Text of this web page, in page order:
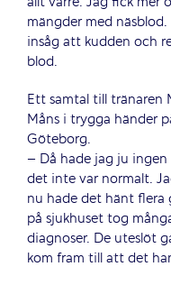
mängder med
insåg att kudden och
blod.
Ett samtal till tränaren
Måns i trygga händer
Göteborg.
– Då hade jag ju
det inte var normalt.
nu hade det hänt flera
på sjukhuset tog
diagnoser. De uteslöt
kom fram till att det